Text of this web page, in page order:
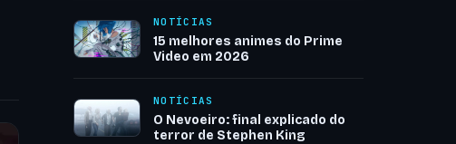
NOTÍCIAS
15 melhores animes do Prime
Video em 2026
NOTÍCIAS
O Nevoeiro: final explicado do
terror de Stephen King